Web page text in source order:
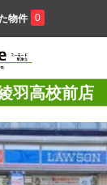
物件 0
羽高校前店